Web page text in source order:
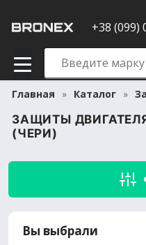
+38 (099)
Главная Каталог
ЗАЩИТЫ ДВИГАТЕЛЯ
(ЧЕРИ)
Вы выбрали